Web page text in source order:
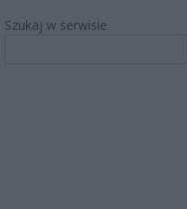
Szukaj w serwisie